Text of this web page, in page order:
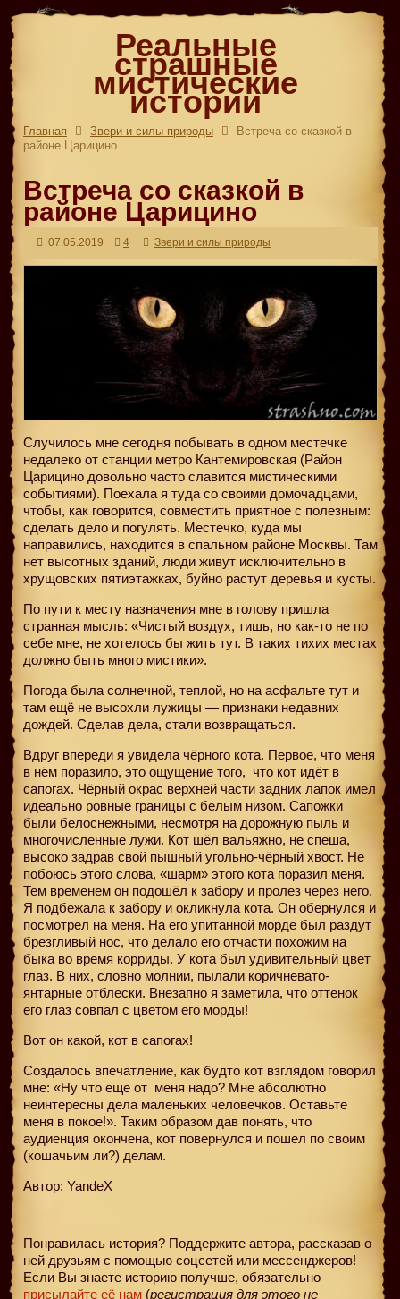
Реальные
страшные
мистические
истории
Главная Звери и силы природы
Встреча со сказкой в
районе Царицино
Встреча со сказкой в
районе Царицино
07.05.2019 4 Звери и силы природы
Случилось мне сегодня побывать в одном местечке
недалеко от станции метро Кантемировская (Район
Царицино довольно часто славится мистическими
событиями). Поехала я туда со своими домочадцами,
чтобы, как говорится, совместить приятное с полезным:
сделать дело и погулять. Местечко, куда мы
направились, находится в спальном районе Москвы. Там
нет высотных зданий, люди живут исключительно в
хрущовских пятиэтажках, буйно растут деревья и кусты.
По пути к месту назначения мне в голову пришла
странная мысль: «Чистый воздух, тишь, но как-то не по
себе мне, не хотелось бы жить тут. В таких тихих местах
должно быть много мистики».
Погода была солнечной, теплой, но на асфальте тут и
там ещё не высохли лужицы — признаки недавних
дождей. Сделав дела, стали возвращаться.
Вдруг впереди я увидела чёрного кота. Первое, что меня
в нём поразило, это ощущение того, что кот идёт в
сапогах. Чёрный окрас верхней части задних лапок имел
идеально ровные границы с белым низом. Сапожки
были белоснежными, несмотря на дорожную пыль и
многочисленные лужи. Кот шёл вальяжно, не спеша,
высоко задрав свой пышный угольно-чёрный хвост. Не
побоюсь этого слова, «шарм» этого кота поразил меня.
Тем временем он подошёл к забору и пролез через него.
Я подбежала к забору и окликнула кота. Он обернулся и
посмотрел на меня. На его упитанной морде был раздут
брезгливый нос, что делало его отчасти похожим на
быка во время корриды. У кота был удивительный цвет
глаз. В них, словно молнии, пылали коричневато-
янтарные отблески. Внезапно я заметила, что оттенок
его глаз совпал с цветом его морды!
Вот он какой, кот в сапогах!
Создалось впечатление, как будто кот взглядом говорил
мне: «Ну что еще от меня надо? Мне абсолютно
неинтересны дела маленьких человечков. Оставьте
меня в покое!». Таким образом дав понять, что
аудиенция окончена, кот повернулся и пошел по своим
(кошачьим ли?) делам.
Автор: YandeX
Понравилась история? Поддержите автора, рассказав о
ней друзьям с помощью соцсетей или мессенджеров!
Если Вы знаете историю получше, обязательно
присылайте её нам (регистрация для этого не